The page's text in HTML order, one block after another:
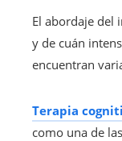
El abordaje del
y de cuán
encuentran
Terapia
como una de